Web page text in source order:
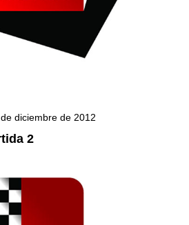
diciembre de 2012
2